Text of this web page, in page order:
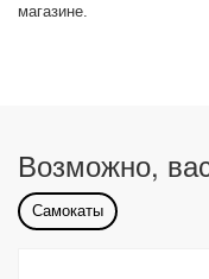
магазине.
Возможно,
Самокаты